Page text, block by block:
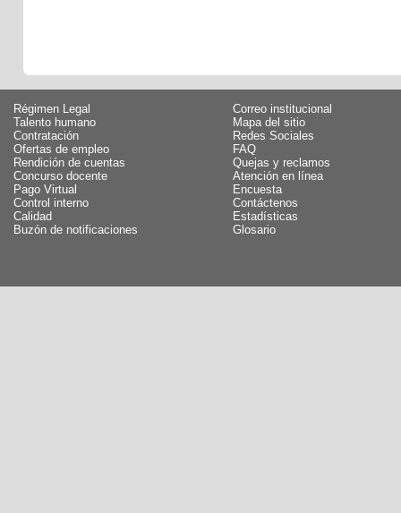
Régimen Legal
Talento humano
Contratación
Ofertas de empleo
Rendición de cuentas
Concurso docente
Pago Virtual
Control interno
Calidad
Buzón de notificaciones
Correo institucional
Mapa del sitio
Redes Sociales
FAQ
Quejas y reclamos
Atención en línea
Encuesta
Contáctenos
Estadísticas
Glosario